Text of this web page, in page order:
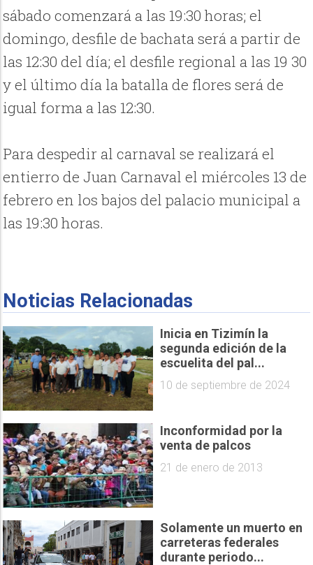
sábado comenzará a las 19:30 horas; el
domingo, desfile de bachata será a partir de
las 12:30 del día; el desfile regional a las 19 30
y el último día la batalla de flores será de
igual forma a las 12:30.
Para despedir al carnaval se realizará el
entierro de Juan Carnaval el miércoles 13 de
febrero en los bajos del palacio municipal a
las 19:30 horas.
Noticias Relacionadas
Inicia en Tizimín la
segunda edición de la
escuelita del pal...
10 de septiembre de 2024
Inconformidad por la
venta de palcos
21 de enero de 2013
Solamente un muerto en
carreteras federales
durante periodo...